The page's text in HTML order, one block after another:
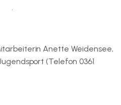
.
Anette Weidensee,
(Telefon 0361